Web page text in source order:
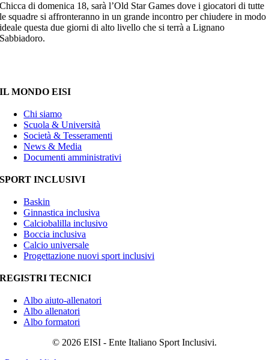
Chicca di domenica 18, sarà l’Old Star Games dove i giocatori di tutte
le squadre si affronteranno in un grande incontro per chiudere in modo
ideale questa due giorni di alto livello che si terrà a Lignano
Sabbiadoro.
IL MONDO EISI
Chi siamo
Scuola & Università
Società & Tesseramenti
News & Media
Documenti amministrativi
SPORT INCLUSIVI
Baskin
Ginnastica inclusiva
Calciobalilla inclusivo
Boccia inclusiva
Calcio universale
Progettazione nuovi sport inclusivi
REGISTRI TECNICI
Albo aiuto-allenatori
Albo allenatori
Albo formatori
© 2026 EISI - Ente Italiano Sport Inclusivi.